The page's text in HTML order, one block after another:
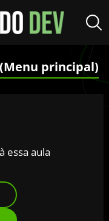
principal)
essa aula